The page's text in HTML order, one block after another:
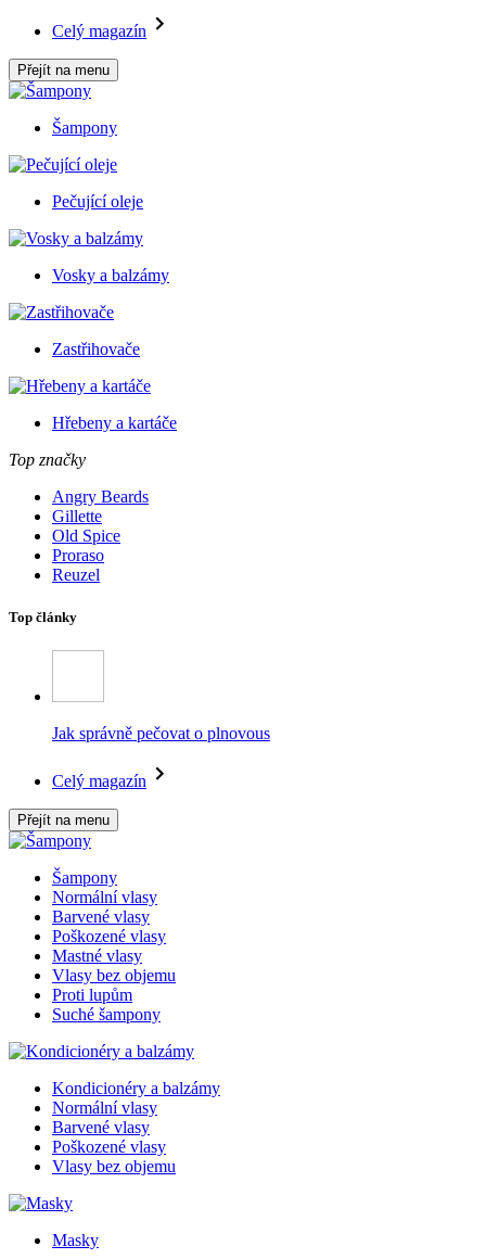
Celý magazín
Přejít na menu
Šampony
Pečující oleje
Vosky a balzámy
Zastřihovače
Hřebeny a kartáče
Top značky
Angry Beards
Gillette
Old Spice
Proraso
Reuzel
Top články
Jak správně pečovat o plnovous
Celý magazín
Přejít na menu
Šampony
Normální vlasy
Barvené vlasy
Poškozené vlasy
Mastné vlasy
Vlasy bez objemu
Proti lupům
Suché šampony
Kondicionéry a balzámy
Normální vlasy
Barvené vlasy
Poškozené vlasy
Vlasy bez objemu
Masky